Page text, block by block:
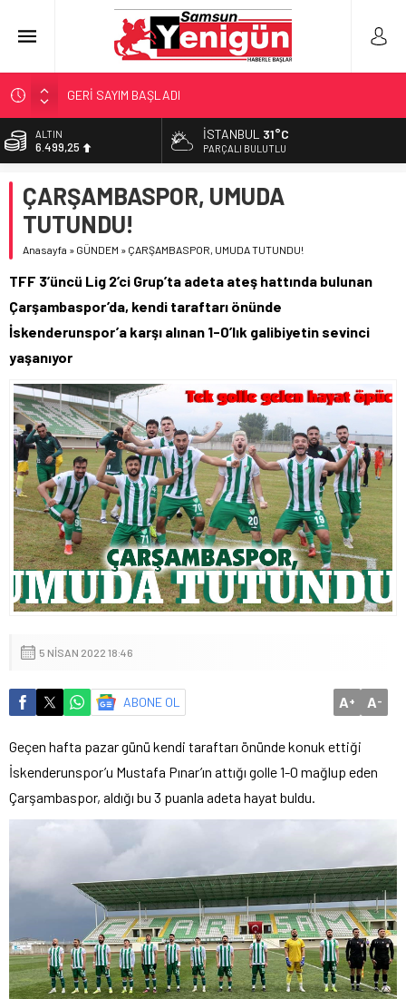
GERİ SAYIM BAŞLADI
SAMSUNSPOR’DA HEDEF 5’İNCİLİK!
‘BAFRA’YA YATIRIM YAPIN!’
YÖNETİCİ SEÇERKEN YAPILAN EN BÜYÜK HATALAR
ALTIN
6.499,25
13.798,82
47,5921
54,9747
İSTANBUL 31°C
PARÇALI BULUTLU
ÇARŞAMBASPOR, UMUDA
TUTUNDU!
Anasayfa » GÜNDEM » ÇARŞAMBASPOR, UMUDA TUTUNDU!
TFF 3’üncü Lig 2’ci Grup’ta adeta ateş hattında bulunan
Çarşambaspor’da, kendi taraftarı önünde
İskenderunspor’a karşı alınan 1-0’lık galibiyetin sevinci
yaşanıyor
5 NISAN 2022 18:46
ABONE OL A+ A-
Geçen hafta pazar günü kendi taraftarı önünde konuk ettiği
İskenderunspor’u Mustafa Pınar’ın attığı golle 1-0 mağlup eden
Çarşambaspor, aldığı bu 3 puanla adeta hayat buldu.